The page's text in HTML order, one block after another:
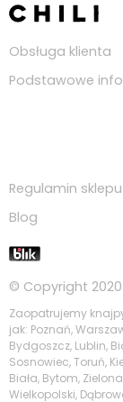
Obsługa klienta
Podstawowe
Regulamin sklepu
Blog
© Copyright 2020
Zaopatrujemy
jak: Poznań,
Bydgoszcz, Lublin,
Sosnowiec, Toruń,
Biała, Bytom,
Wielkopolski,